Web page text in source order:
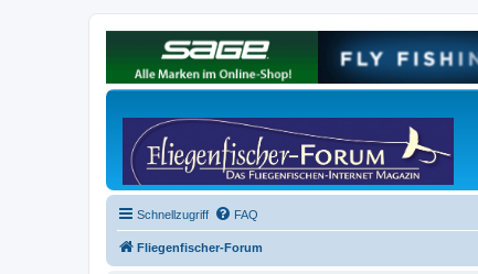
Schnellzugriff FAQ
Fliegenfischer-Forum